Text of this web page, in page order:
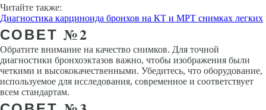
Читайте также:
Диагностика карциноида бронхов на КТ и МРТ снимках легких
СОВЕТ №2
Обратите внимание на качество снимков. Для точной
диагностики бронхоэктазов важно, чтобы изображения были
четкими и высококачественными. Убедитесь, что оборудование,
используемое для исследования, современное и соответствует
всем стандартам.